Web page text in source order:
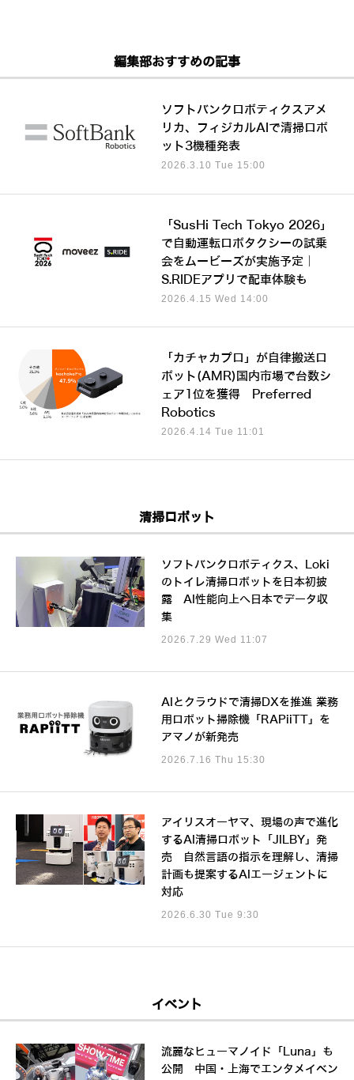
編集部おすすめの記事
ソフトバンクロボティクスアメ
リカ、フィジカルAIで清掃ロボ
ット3機種発表
2026.3.10 Tue 15:00
「SusHi Tech Tokyo 2026」
で自動運転ロボタクシーの試乗
会をムービーズが実施予定｜
S.RIDEアプリで配車体験も
2026.4.15 Wed 14:00
「カチャカプロ」が自律搬送ロ
ボット(AMR)国内市場で台数シ
ェア1位を獲得 Preferred
Robotics
2026.4.14 Tue 11:01
清掃ロボット
ソフトバンクロボティクス、Loki
のトイレ清掃ロボットを日本初披
露 AI性能向上へ日本でデータ収
集
2026.7.29 Wed 11:07
AIとクラウドで清掃DXを推進 業務
用ロボット掃除機「RAPiiTT」を
アマノが新発売
2026.7.16 Thu 15:30
アイリスオーヤマ、現場の声で進化
するAI清掃ロボット「JILBY」発
売 自然言語の指示を理解し、清掃
計画も提案するAIエージェントに
対応
2026.6.30 Tue 9:30
イベント
流麗なヒューマノイド「Luna」も
公開 中国・上海でエンタメイベン